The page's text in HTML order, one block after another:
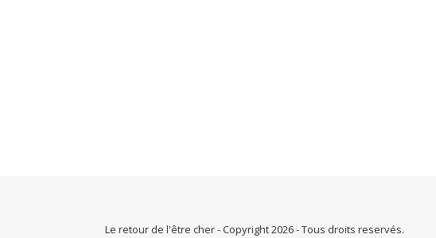
Le retour de l'être cher - Copyright 2026 - Tous droits reservés.